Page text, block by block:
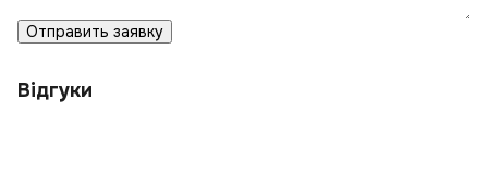
Отправить заявку
Відгуки